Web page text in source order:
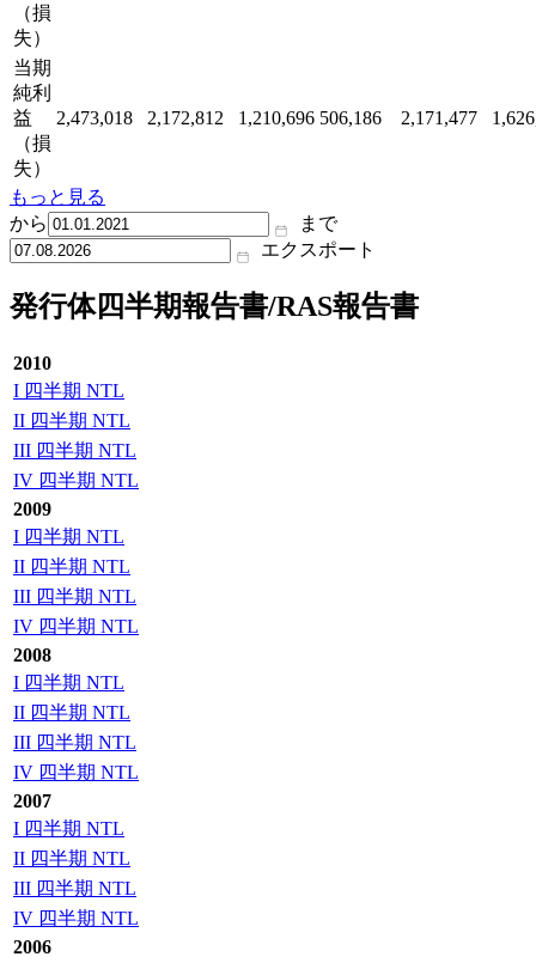
（損
失）
当期
純利
益
（損
失）
2,473,018 2,172,812 1,210,696 506,186 2,171,477
もっと見る
から
まで
エクスポート
発行体四半期報告書/RAS報告書
2010
I 四半期 NTL
II 四半期 NTL
III 四半期 NTL
IV 四半期 NTL
2009
I 四半期 NTL
II 四半期 NTL
III 四半期 NTL
IV 四半期 NTL
2008
I 四半期 NTL
II 四半期 NTL
III 四半期 NTL
IV 四半期 NTL
2007
I 四半期 NTL
II 四半期 NTL
III 四半期 NTL
IV 四半期 NTL
2006